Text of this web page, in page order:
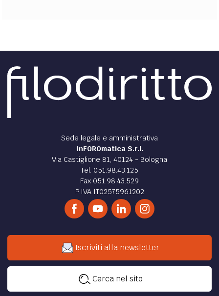
Sede legale e amministrativa
InFOROmatica S.r.l.
Via Castiglione 81, 40124 - Bologna
Tel. 051.98.43.125
Fax 051.98.43.529
P.IVA IT02575961202
Iscriviti alla newsletter
Cerca nel sito